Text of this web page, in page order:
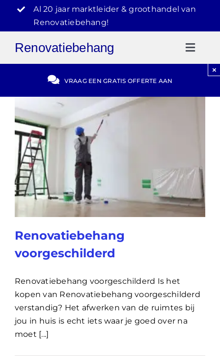
inhoud
Al 20 jaar marktleider & groothandel van
Renovatiebehang!
Renovatiebehang
Gratis Offerte
Blog
Video Reviews
030-2072303
VRAAG EEN GRATIS OFFERTE AAN
×
Renovatiebehang
voorgeschilderd
Renovatiebehang voorgeschilderd Is het
kopen van Renovatiebehang voorgeschilderd
verstandig? Het afwerken van de ruimtes bij
jou in huis is echt iets waar je goed over na
moet [...]